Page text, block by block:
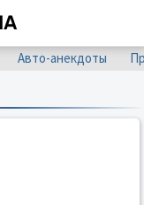
Авто-анекдоты